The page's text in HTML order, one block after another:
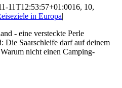
11T12:53:57+01:0016, 10,
in Europa|
- eine versteckte Perle
Die Saarschleife darf auf deinem
nicht einen Camping-